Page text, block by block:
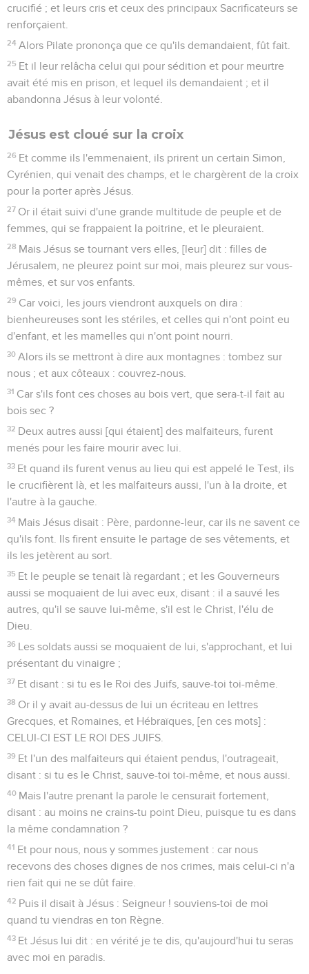
crucifié ; et leurs cris et ceux des principaux Sacrificateurs se
renforçaient.
24 Alors Pilate prononça que ce qu'ils demandaient, fût fait.
25 Et il leur relâcha celui qui pour sédition et pour meurtre
avait été mis en prison, et lequel ils demandaient ; et il
abandonna Jésus à leur volonté.
Jésus est cloué sur la croix
26 Et comme ils l'emmenaient, ils prirent un certain Simon,
Cyrénien, qui venait des champs, et le chargèrent de la croix
pour la porter après Jésus.
27 Or il était suivi d'une grande multitude de peuple et de
femmes, qui se frappaient la poitrine, et le pleuraient.
28 Mais Jésus se tournant vers elles, [leur] dit : filles de
Jérusalem, ne pleurez point sur moi, mais pleurez sur vous-
mêmes, et sur vos enfants.
29 Car voici, les jours viendront auxquels on dira :
bienheureuses sont les stériles, et celles qui n'ont point eu
d'enfant, et les mamelles qui n'ont point nourri.
30 Alors ils se mettront à dire aux montagnes : tombez sur
nous ; et aux côteaux : couvrez-nous.
31 Car s'ils font ces choses au bois vert, que sera-t-il fait au
bois sec ?
32 Deux autres aussi [qui étaient] des malfaiteurs, furent
menés pour les faire mourir avec lui.
33 Et quand ils furent venus au lieu qui est appelé le Test, ils
le crucifièrent là, et les malfaiteurs aussi, l'un à la droite, et
l'autre à la gauche.
34 Mais Jésus disait : Père, pardonne-leur, car ils ne savent ce
qu'ils font. Ils firent ensuite le partage de ses vêtements, et
ils les jetèrent au sort.
35 Et le peuple se tenait là regardant ; et les Gouverneurs
aussi se moquaient de lui avec eux, disant : il a sauvé les
autres, qu'il se sauve lui-même, s'il est le Christ, l'élu de
Dieu.
36 Les soldats aussi se moquaient de lui, s'approchant, et lui
présentant du vinaigre ;
37 Et disant : si tu es le Roi des Juifs, sauve-toi toi-même.
38 Or il y avait au-dessus de lui un écriteau en lettres
Grecques, et Romaines, et Hébraïques, [en ces mots] :
CELUI-CI EST LE ROI DES JUIFS.
39 Et l'un des malfaiteurs qui étaient pendus, l'outrageait,
disant : si tu es le Christ, sauve-toi toi-même, et nous aussi.
40 Mais l'autre prenant la parole le censurait fortement,
disant : au moins ne crains-tu point Dieu, puisque tu es dans
la même condamnation ?
41 Et pour nous, nous y sommes justement : car nous
recevons des choses dignes de nos crimes, mais celui-ci n'a
rien fait qui ne se dût faire.
42 Puis il disait à Jésus : Seigneur ! souviens-toi de moi
quand tu viendras en ton Règne.
43 Et Jésus lui dit : en vérité je te dis, qu'aujourd'hui tu seras
avec moi en paradis.